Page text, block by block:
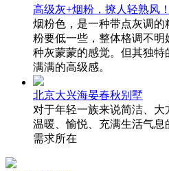
高级灰+烟粉，撩人轻熟风！
烟粉色，是一种带点灰调
粉要低一些，整体格调不
种灰蒙蒙的感觉。但其独
满满的高级感。
北京大兴海晏春秋别墅
对于年轻一族来说简洁、
温暖、愉悦、充满生活气
需求所在